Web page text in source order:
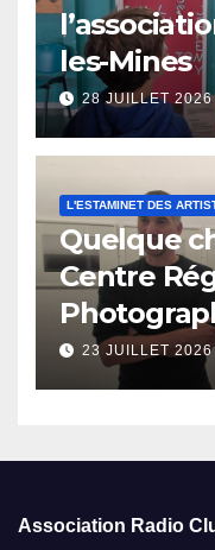
les-Mines
28 JUILLET
L'ESTAMINET DES
Quelque
Centre
octobre
23 JUILLET 2026
Association Radio